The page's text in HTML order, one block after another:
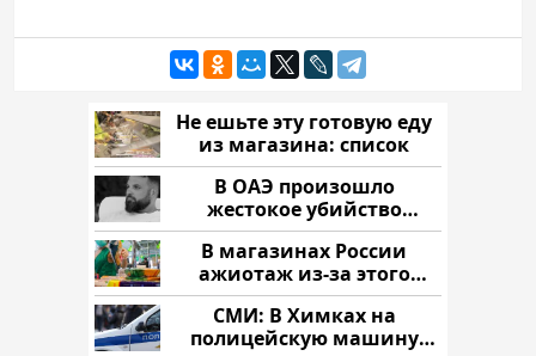
Не ешьте эту готовую еду
из магазина: список
В ОАЭ произошло
жестокое убийство
криптомиллионера
В магазинах России
ажиотаж из-за этого
продукта: что купить?
СМИ: В Химках на
полицейскую машину